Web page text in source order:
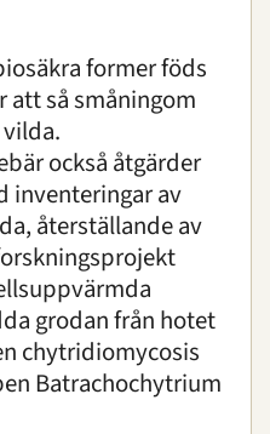
former föds
så småningom
också åtgärder
inventeringar av
återställande av
grodan från hotet
chytridiomycosis
Batrachochytrium